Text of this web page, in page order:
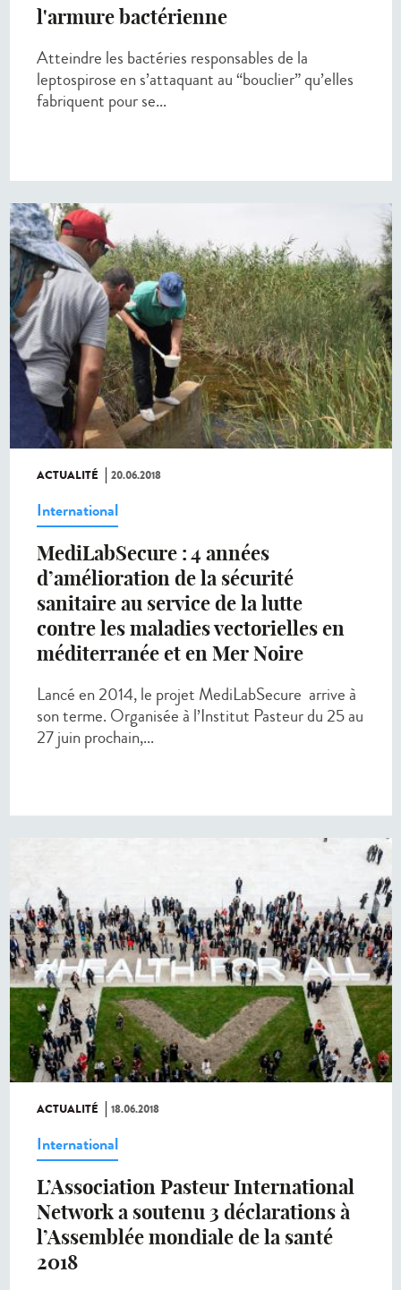
l'armure bactérienne
Atteindre les bactéries responsables de la
leptospirose en s’attaquant au “bouclier” qu’elles
fabriquent pour se...
ACTUALITÉ 20.06.2018
International
MediLabSecure : 4 années
d’amélioration de la sécurité
sanitaire au service de la lutte
contre les maladies vectorielles en
méditerranée et en Mer Noire
Lancé en 2014, le projet MediLabSecure arrive à
son terme. Organisée à l’Institut Pasteur du 25 au
27 juin prochain,...
ACTUALITÉ 18.06.2018
International
L’Association Pasteur International
Network a soutenu 3 déclarations à
l’Assemblée mondiale de la santé
2018